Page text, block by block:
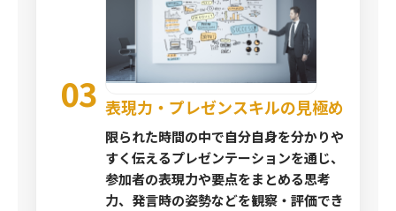
03 表現力・プレゼンスキルの見極め
限られた時間の中で自分自身を分かりや
すく伝えるプレゼンテーションを通じ、
参加者の表現力や要点をまとめる思考
力、発言時の姿勢などを観察・評価でき